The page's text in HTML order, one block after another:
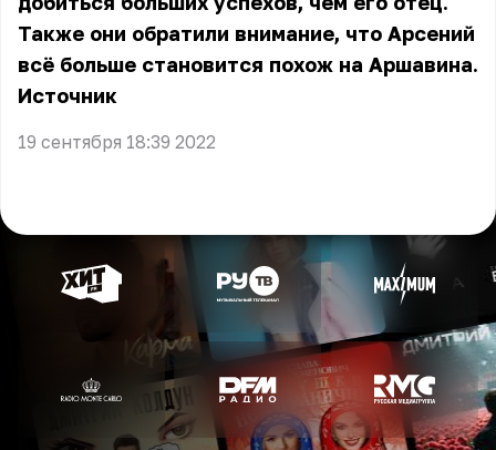
Также они обратили внимание, что Арсений
всё больше становится похож на Аршавина.
Источник
19 сентября 18:39 2022